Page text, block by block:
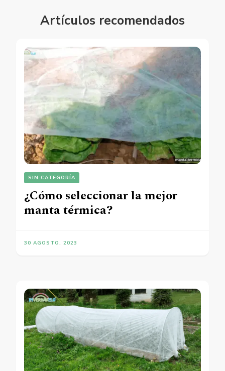
Artículos recomendados
SIN CATEGORÍA
¿Cómo seleccionar la mejor
manta térmica?
30 AGOSTO, 2023